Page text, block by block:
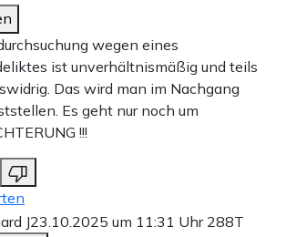
wegen eines
ist unverhältnismäßig und teils
Das wird man im Nachgang
Es geht nur noch um
!!!
J23.10.2025 um 11:31 Uhr 288T